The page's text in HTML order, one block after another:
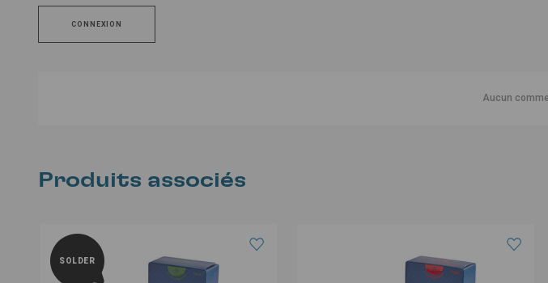
CONNEXION
Aucun
Produits associés
SOLDER